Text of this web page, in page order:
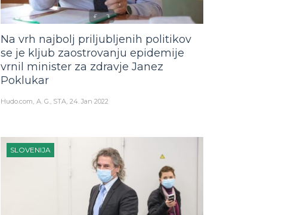
Na vrh najbolj priljubljenih politikov
se je kljub zaostrovanju epidemije
vrnil minister za zdravje Janez
Poklukar
Hudo.com A. G., STA 24. Jan 2022
SLOVENIJA